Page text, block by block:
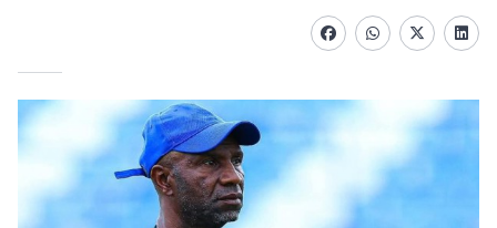
FacebookwhatsappTwitter